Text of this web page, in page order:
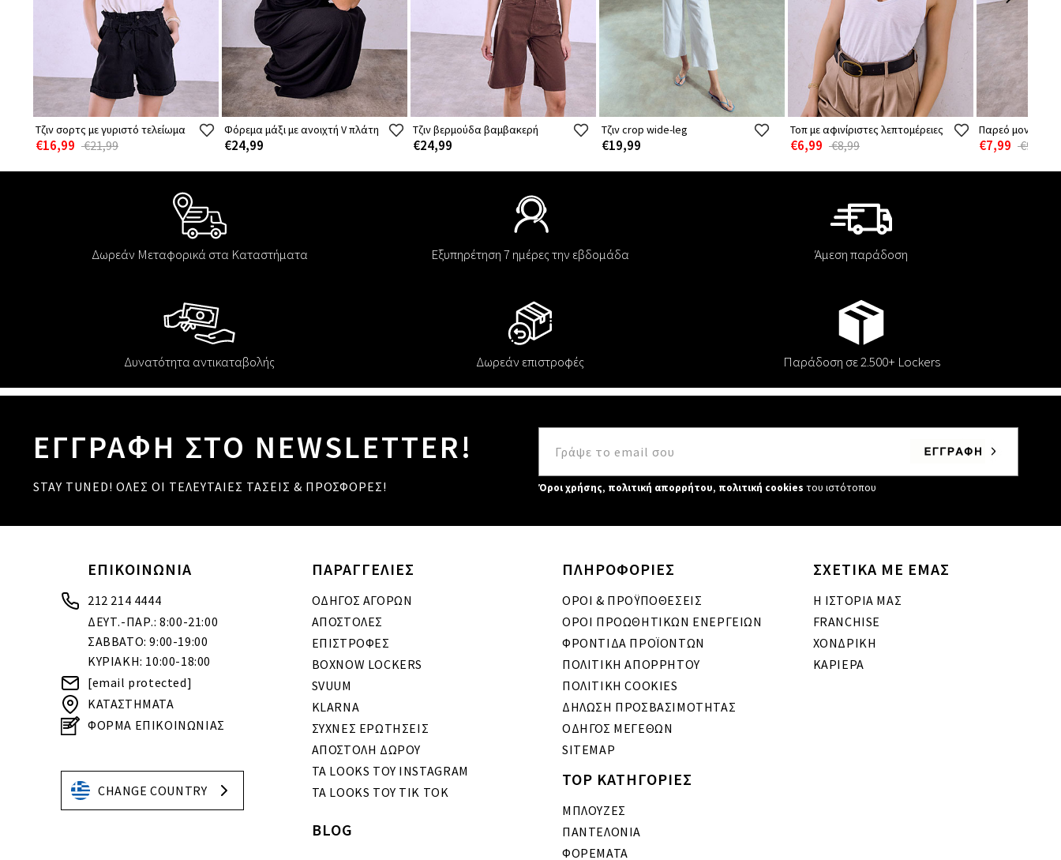
Τζιν σορτς με γυριστό τελείωμα
€16,99 €21,99
Φόρεμα μάξι με ανοιχτή V πλάτη
€24,99
Τζιν βερμούδα βαμβακερή
€24,99
Τζιν crop wide-leg
€19,99
Τοπ με αφινίριστες λεπτομέρειες
€6,99 €8,99
Παρεό
€7,99 €9,99
Δωρεάν Μεταφορικά στα Καταστήματα Εξυπηρέτηση 7 ημέρες την εβδομάδα Άμεση παράδοση
Δυνατότητα αντικαταβολής Δωρεάν επιστροφές Παράδοση σε 2.500+ Lockers
ΕΓΓΡΑΦΗ ΣΤΟ NEWSLETTER!
STAY TUNED! ΟΛΕΣ ΟΙ ΤΕΛΕΥΤΑΙΕΣ ΤΑΣΕΙΣ & ΠΡΟΣΦΟΡΕΣ! Όροι χρήσης, πολιτική απορρήτου, πολιτική cookies του ιστότοπου
ΕΠΙΚΟΙΝΩΝΙΑ
212 214 4444
ΔΕΥΤ.-ΠΑΡ.: 8:00-21:00
ΣΑΒΒΑΤΟ: 9:00-19:00
ΚΥΡΙΑΚΗ: 10:00-18:00
[email protected]
ΚΑΤΑΣΤΗΜΑΤΑ
ΦΟΡΜΑ ΕΠΙΚΟΙΝΩΝΙΑΣ
ΠΑΡΑΓΓΕΛΙΕΣ
ΟΔΗΓΟΣ ΑΓΟΡΩΝ
ΑΠΟΣΤΟΛΕΣ
ΕΠΙΣΤΡΟΦΕΣ
BOXNOW LOCKERS
SVUUM
KLARNA
ΣΥΧΝΕΣ ΕΡΩΤΗΣΕΙΣ
ΑΠΟΣΤΟΛΗ ΔΩΡΟΥ
ΤΑ LOOKS ΤΟΥ INSTAGRAM
ΤΑ LOOKS ΤΟΥ TIK TOK
ΠΛΗΡΟΦΟΡΙΕΣ
ΟΡΟΙ & ΠΡΟΫΠΟΘΕΣΕΙΣ
ΟΡΟΙ ΠΡΟΩΘΗΤΙΚΩΝ ΕΝΕΡΓΕΙΩΝ
ΦΡΟΝΤΙΔΑ ΠΡΟΪΟΝΤΩΝ
ΠΟΛΙΤΙΚΗ ΑΠΟΡΡΗΤΟΥ
ΠΟΛΙΤΙΚΗ COOKIES
ΔΗΛΩΣΗ ΠΡΟΣΒΑΣΙΜΟΤΗΤΑΣ
ΟΔΗΓΟΣ ΜΕΓΕΘΩΝ
SITEMAP
ΣΧΕΤΙΚΑ ΜΕ ΕΜΑΣ
Η ΙΣΤΟΡΙΑ ΜΑΣ
FRANCHISE
ΧΟΝΔΡΙΚΗ
ΚΑΡΙΕΡΑ
CHANGE COUNTRY
TOP ΚΑΤΗΓΟΡΙΕΣ
ΜΠΛΟΥΖΕΣ
ΠΑΝΤΕΛΟΝΙΑ
ΦΟΡΕΜΑΤΑ
BLOG